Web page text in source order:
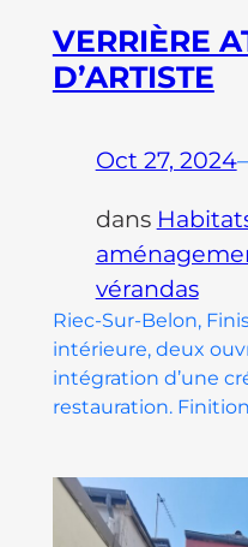
VERRIÈRE
D’ARTISTE
Oct 27, 2024
dans
vérandas
Riec-Sur-Belon,
intérieure, deux
intégration d’une
restauration.